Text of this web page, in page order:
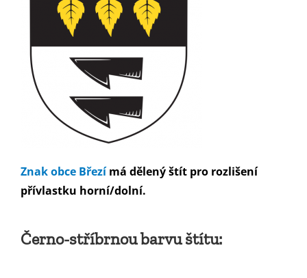
Znak obce Březímá dělený štít pro rozlišení
přívlastku horní/dolní.
Černo-stříbrnou barvu štítu: